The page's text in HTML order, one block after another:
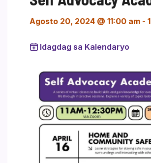
Agosto 20, 2024 @ 11:00 am -
Idagdag sa Kalendaryo